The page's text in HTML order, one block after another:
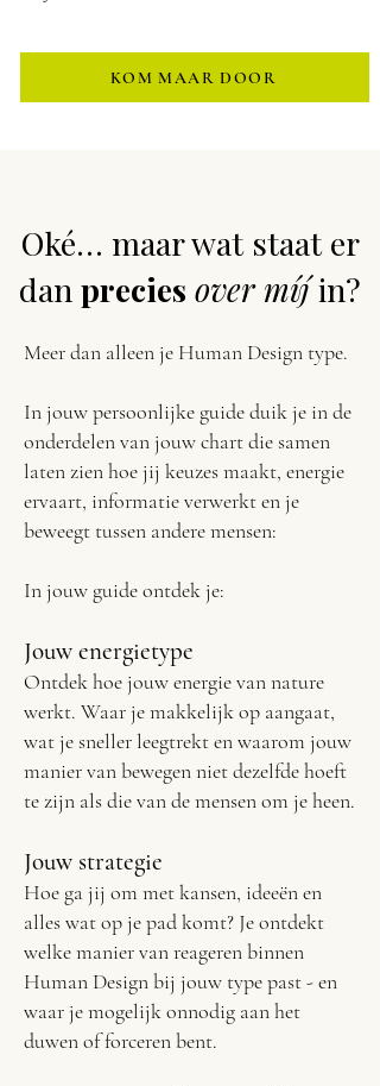
KOM MAAR DOOR
Oké… maar wat staat er
dan precies over míjin?
Meer dan alleen je Human Design type.
In jouw persoonlijke guide duik je in de
onderdelen van jouw chart die samen
laten zien hoe jij keuzes maakt, energie
ervaart, informatie verwerkt en je
beweegt tussen andere mensen:
In jouw guide ontdek je:
Jouw energietype
Ontdek hoe jouw energie van nature
werkt. Waar je makkelijk op aangaat,
wat je sneller leegtrekt en waarom jouw
manier van bewegen niet dezelfde hoeft
te zijn als die van de mensen om je heen.
Jouw strategie
Hoe ga jij om met kansen, ideeën en
alles wat op je pad komt? Je ontdekt
welke manier van reageren binnen
Human Design bij jouw type past - en
waar je mogelijk onnodig aan het
duwen of forceren bent.